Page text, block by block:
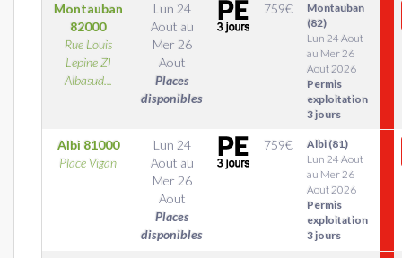
Montauban
82000
Rue Louis
Lepine ZI
Albasud...
Lun 24
Aout au
Mer 26
Aout
Places
disponibles
759€
Montauban
(82)
Lun 24 Aout
au Mer 26
Aout 2026
Permis
exploitation
3 jours
Albi 81000
Place Vigan
Lun 24
Aout au
Mer 26
Aout
Places
disponibles
759€
Albi (81)
Lun 24 Aout
au Mer 26
Aout 2026
Permis
exploitation
3 jours